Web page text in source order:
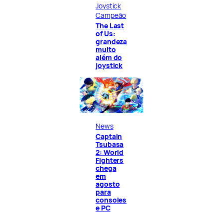
Joystick
Campeão
The Last
of Us:
grandeza
muito
além do
joystick
News
Captain
Tsubasa
2: World
Fighters
chega
em
agosto
para
consoles
e PC